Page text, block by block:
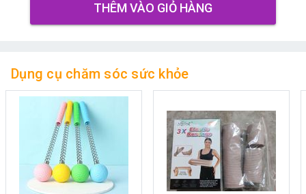
THÊM VÀO GIỎ HÀNG
Dụng cụ chăm sóc sức khỏe